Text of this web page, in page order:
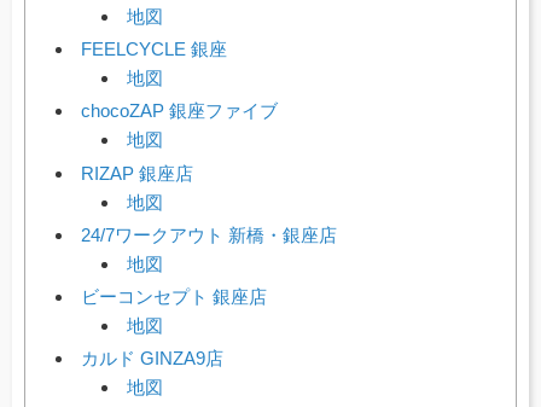
地図
FEELCYCLE 銀座
地図
chocoZAP 銀座ファイブ
地図
RIZAP 銀座店
地図
24/7ワークアウト 新橋・銀座店
地図
ビーコンセプト 銀座店
地図
カルド GINZA9店
地図